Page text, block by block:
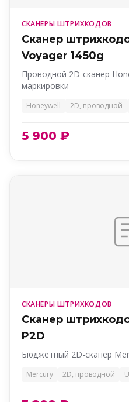
СКАНЕРЫ ШТРИХКОДОВ
Сканер
Voyager 1450g
Проводной 2D-сканер
маркировки
Honeywell 2D, проводной
5 900 ₽
СКАНЕРЫ ШТРИХКОДОВ
Сканер
P2D
Бюджетный 2D-сканер
Mercury 2D, проводной